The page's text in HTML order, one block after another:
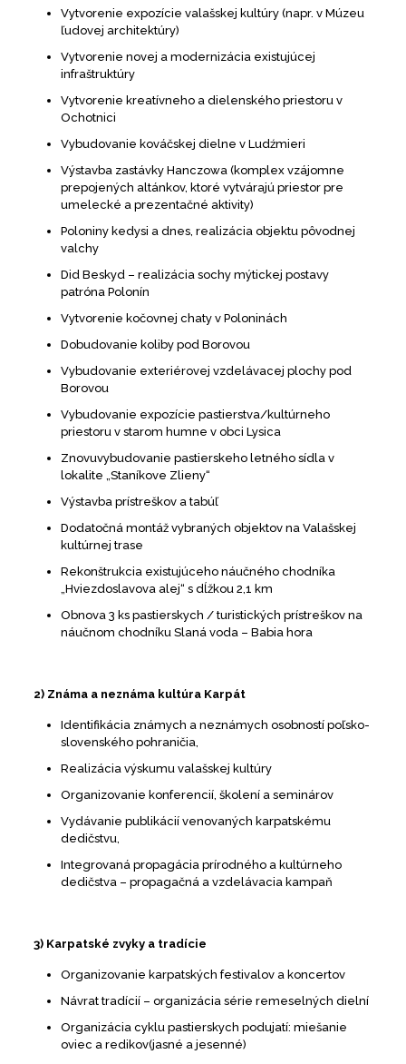
Vytvorenie expozície valašskej kultúry (napr. v Múzeu
ľudovej architektúry)
Vytvorenie novej a modernizácia existujúcej
infraštruktúry
Vytvorenie kreatívneho a dielenského priestoru v
Ochotnici
Vybudovanie kováčskej dielne v Ludźmieri
Výstavba zastávky Hanczowa (komplex vzájomne
prepojených altánkov, ktoré vytvárajú priestor pre
umelecké a prezentačné aktivity)
Poloniny kedysi a dnes, realizácia objektu pôvodnej
valchy
Did Beskyd – realizácia sochy mýtickej postavy
patróna Polonín
Vytvorenie kočovnej chaty v Poloninách
Dobudovanie koliby pod Borovou
Vybudovanie exteriérovej vzdelávacej plochy pod
Borovou
Vybudovanie expozície pastierstva/kultúrneho
priestoru v starom humne v obci Lysica
Znovuvybudovanie pastierskeho letného sídla v
lokalite „Staníkove Zlieny“
Výstavba prístreškov a tabúľ
Dodatočná montáž vybraných objektov na Valašskej
kultúrnej trase
Rekonštrukcia existujúceho náučného chodníka
„Hviezdoslavova alej“ s dĺžkou 2,1 km
Obnova 3 ks pastierskych / turistických prístreškov na
náučnom chodníku Slaná voda – Babia hora
2) Známa a neznáma kultúra Karpát
Identifikácia známych a neznámych osobností poľsko-
slovenského pohraničia,
Realizácia výskumu valašskej kultúry
Organizovanie konferencií, školení a seminárov
Vydávanie publikácií venovaných karpatskému
dedičstvu,
Integrovaná propagácia prírodného a kultúrneho
dedičstva – propagačná a vzdelávacia kampaň
3) Karpatské zvyky a tradície
Organizovanie karpatských festivalov a koncertov
Návrat tradícií – organizácia série remeselných dielní
Organizácia cyklu pastierskych podujatí: miešanie
oviec a redikov(jasné a jesenné)